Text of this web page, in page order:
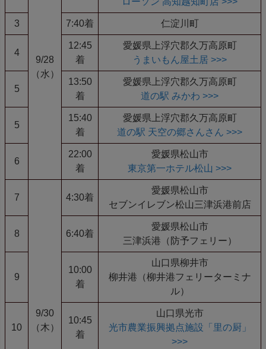
9/28
（水）
3 7:40着 仁淀川町
4
12:45
着
愛媛県上浮穴郡久万高原町
うまいもん屋土居 >>>
5
13:50
着
愛媛県上浮穴郡久万高原町
道の駅 みかわ >>>
5
15:40
着
愛媛県上浮穴郡久万高原町
道の駅 天空の郷さんさん >>>
6
22:00
着
愛媛県松山市
東京第一ホテル松山 >>>
7
9/30
（木）
4:30着
愛媛県松山市
セブンイレブン松山三津浜港前店
8 6:40着
愛媛県松山市
三津浜港（防予フェリー）
9
10:00
着
山口県柳井市
柳井港（柳井港フェリーターミナ
ル）
10
10:45
着
山口県光市
光市農業振興拠点施設「里の厨」
>>>